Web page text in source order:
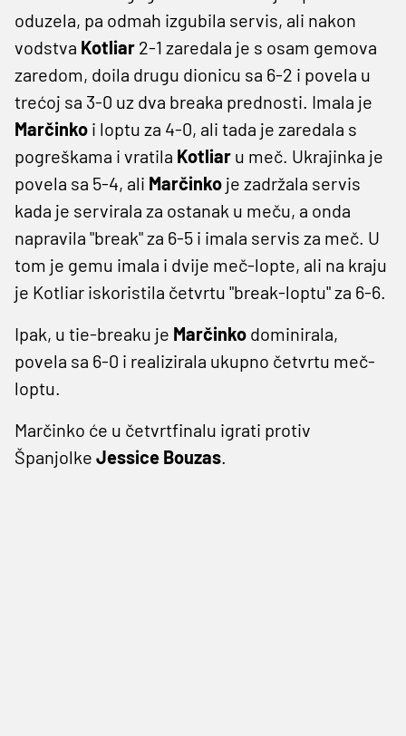
oduzela, pa odmah izgubila servis, ali nakon
vodstva Kotliar 2-1 zaredala je s osam gemova
zaredom, doila drugu dionicu sa 6-2 i povela u
trećoj sa 3-0 uz dva breaka prednosti. Imala je
Marčinko i loptu za 4-0, ali tada je zaredala s
pogreškama i vratila Kotliar u meč. Ukrajinka je
povela sa 5-4, ali Marčinko je zadržala servis
kada je servirala za ostanak u meču, a onda
napravila "break" za 6-5 i imala servis za meč. U
tom je gemu imala i dvije meč-lopte, ali na kraju
je Kotliar iskoristila četvrtu "break-loptu" za 6-6.
Ipak, u tie-breaku je Marčinko dominirala,
povela sa 6-0 i realizirala ukupno četvrtu meč-
loptu.
Marčinko će u četvrtfinalu igrati protiv
Španjolke Jessice Bouzas.